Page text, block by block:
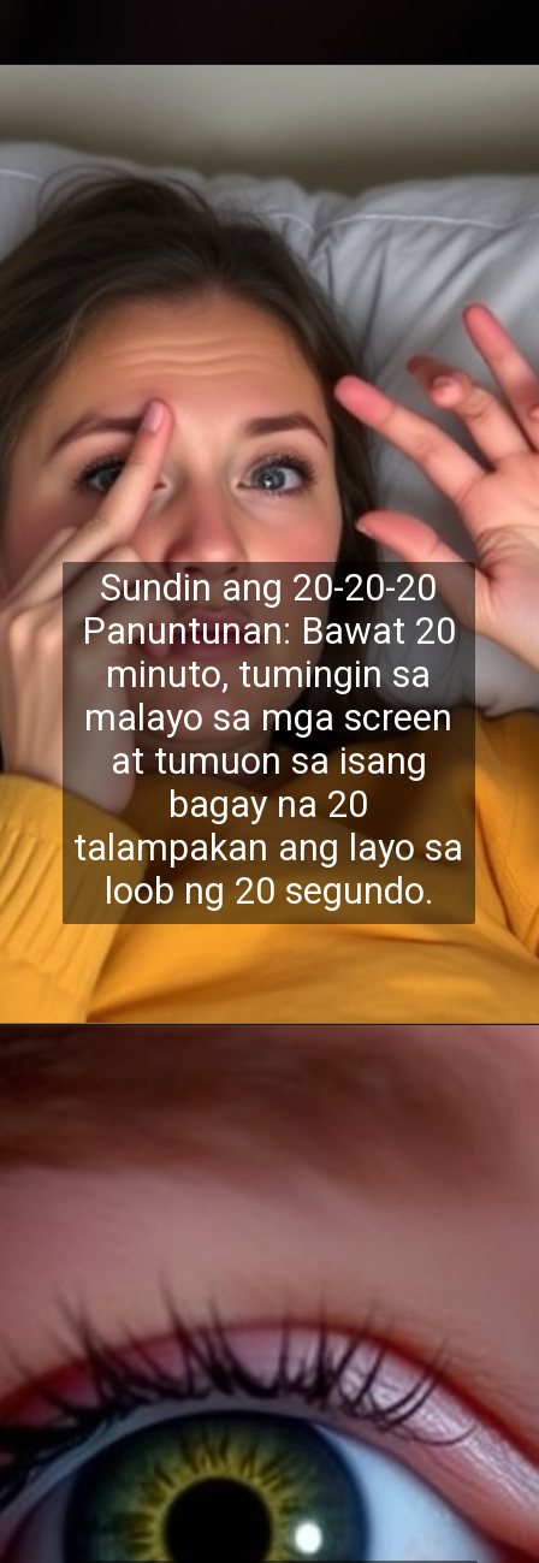
Sundin ang 20-20-20
Panuntunan: Bawat 20
minuto, tumingin sa
malayo sa mga screen
at tumuon sa isang
bagay na 20
talampakan ang layo sa
loob ng 20 segundo.